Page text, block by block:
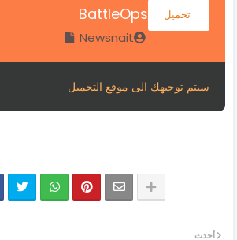
BattleOps تحميل
Newsnait
سيتم توجيهك الى موقع التحميل
أحدث